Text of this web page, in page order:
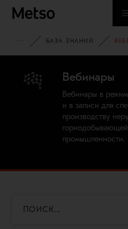
Перейти к основному
ДОМАШНЯЯ СТРАНИЦА
БАЗА ЗНАНИЙ
Вебинары
Вебинары в
и в записи для
производству
горнодобывающей
промышленности.